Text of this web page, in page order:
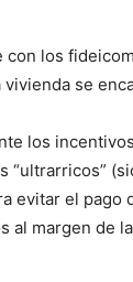
los
se
los
“ultrarricos”
evitar el
al margen de